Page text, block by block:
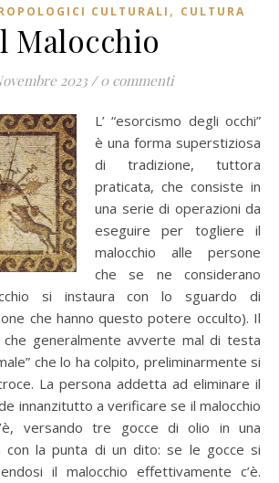
CULTURALI , CULTURA
Malocchio
2023 / 0 commenti
L’ “esorcismo degli occhi”
è una forma superstiziosa
di tradizione, tuttora
praticata, che consiste in
una serie di operazioni da
eseguire per togliere il
malocchio alle persone
che se ne considerano
si instaura con lo sguardo di
che hanno questo potere occulto). Il
generalmente avverte mal di testa
che lo ha colpito, preliminarmente si
La persona addetta ad eliminare il
innanzitutto a verificare se il malocchio
versando tre gocce di olio in una
con la punta di un dito: se le gocce si
il malocchio effettivamente c’è.